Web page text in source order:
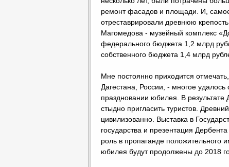
ремонт фасадов и площади. И,
отреставрировали древнюю
Магомедова - музейный комплекс
федерального бюджета 1,2 млрд
собственного бюджета 1,4 млрд
Мне постоянно приходится
Дагестана, России, - многое
праздновании юбилея. В результате
стыдно пригласить туристов.
цивилизованно. Выставка в
государства и презентация
роль в пропаганде положительного
юбилея будут продолжены до 2018